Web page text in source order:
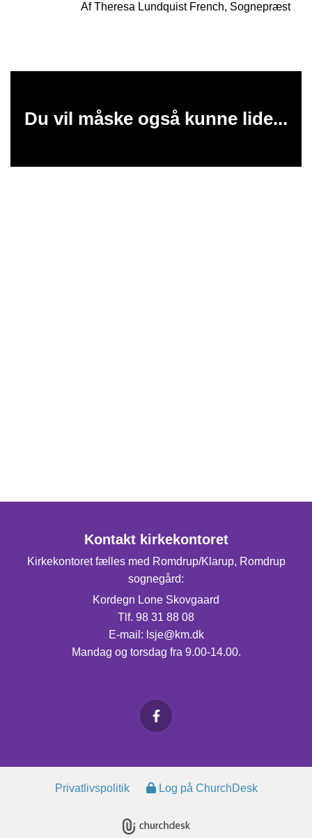
Af Theresa Lundquist French, Sognepræst
Du vil måske også kunne lide...
Kontakt kirkekontoret
Kirkekontoret fælles med Romdrup/Klarup, Romdrup
sognegård:
Kordegn Lone Skovgaard
Tlf. 98 31 88 08
E-mail: lsje@km.dk
Mandag og torsdag fra 9.00-14.00.
Privatlivspolitik Log på ChurchDesk